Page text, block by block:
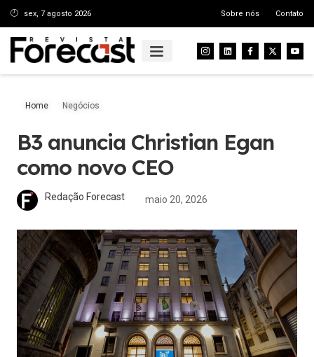
sex, 7 agosto 2026 Sobre nós Contato
Home Negócios
B3 anuncia Christian Egan
como novo CEO
Redação Forecast maio 20, 2026